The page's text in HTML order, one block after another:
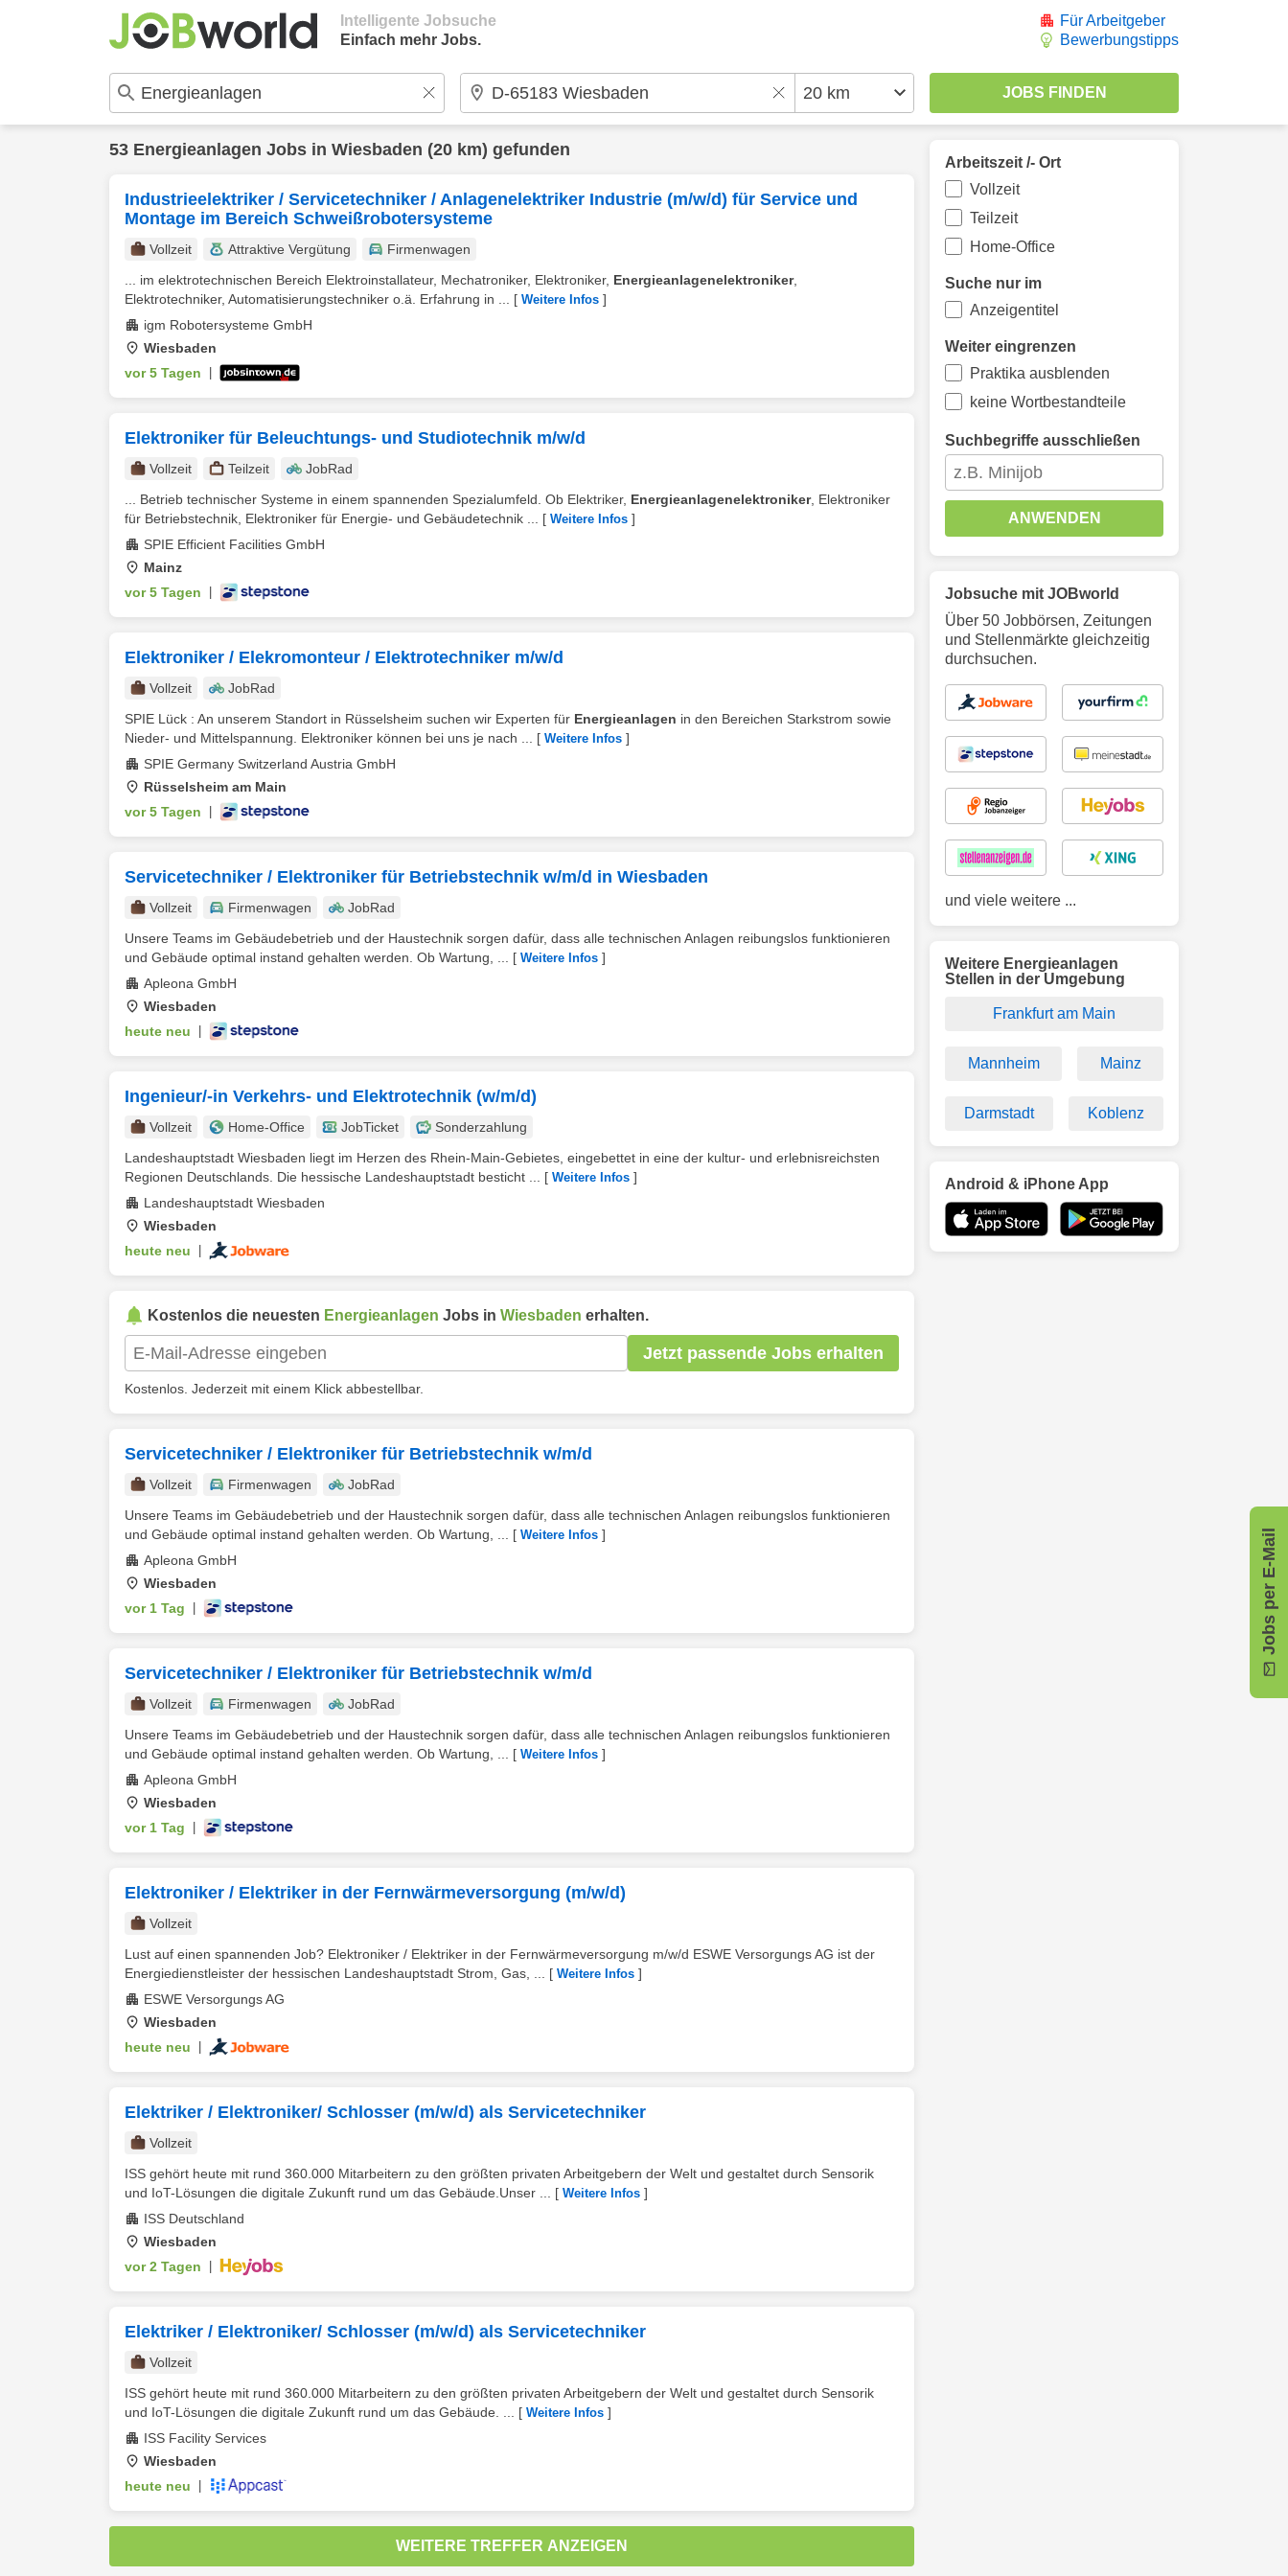
Intelligente Jobsuche
Einfach mehr Jobs.
Für Arbeitgeber
Bewerbungstipps
53 Energieanlagen Jobs in Wiesbaden (20 km) gefunden
Industrieelektriker / Servicetechniker / Anlagenelektriker Industrie (m/w/d) für Service und
Montage im Bereich Schweißrobotersysteme
Vollzeit Attraktive Vergütung
Firmenwagen
... im elektrotechnischen Bereich Elektroinstallateur, Mechatroniker, Elektroniker, Energieanlagenelektroniker,
Elektrotechniker, Automatisierungstechniker o.ä. Erfahrung in ...
[ Weitere Infos ]
igm Robotersysteme GmbH
Wiesbaden
vor 5 Tagen
Elektroniker für Beleuchtungs- und Studiotechnik m/w/d
Vollzeit Teilzeit
JobRad
... Betrieb technischer Systeme in einem spannenden Spezialumfeld. Ob Elektriker, Energieanlagenelektroniker, Elektroniker
für Betriebstechnik, Elektroniker für Energie- und Gebäudetechnik ...
[ Weitere Infos ]
SPIE Efficient Facilities GmbH
Mainz
vor 5 Tagen
Elektroniker / Elekromonteur / Elektrotechniker m/w/d
Vollzeit
JobRad
SPIE Lück : An unserem Standort in Rüsselsheim suchen wir Experten für Energieanlagen in den Bereichen Starkstrom sowie
Nieder- und Mittelspannung. Elektroniker können bei uns je nach ...
[ Weitere Infos ]
SPIE Germany Switzerland Austria GmbH
Rüsselsheim am Main
vor 5 Tagen
Servicetechniker / Elektroniker für Betriebstechnik w/m/d in Wiesbaden
Vollzeit Firmenwagen
JobRad
Unsere Teams im Gebäudebetrieb und der Haustechnik sorgen dafür, dass alle technischen Anlagen reibungslos funktionieren
und Gebäude optimal instand gehalten werden. Ob Wartung, ...
[ Weitere Infos ]
Apleona GmbH
Wiesbaden
heute neu
Ingenieur/-in Verkehrs- und Elektrotechnik (w/m/d)
Vollzeit Home-Office JobTicket
Sonderzahlung
Landeshauptstadt Wiesbaden liegt im Herzen des Rhein-Main-Gebietes, eingebettet in eine der kultur- und erlebnisreichsten
Regionen Deutschlands. Die hessische Landeshauptstadt besticht ...
[ Weitere Infos ]
Landeshauptstadt Wiesbaden
Wiesbaden
heute neu
Kostenlos die neuesten Energieanlagen Jobs in Wiesbaden erhalten.
Jetzt passende Jobs erhalten
Kostenlos. Jederzeit mit einem Klick abbestellbar.
Servicetechniker / Elektroniker für Betriebstechnik w/m/d
Vollzeit Firmenwagen
JobRad
Unsere Teams im Gebäudebetrieb und der Haustechnik sorgen dafür, dass alle technischen Anlagen reibungslos funktionieren
und Gebäude optimal instand gehalten werden. Ob Wartung, ...
[ Weitere Infos ]
Apleona GmbH
Wiesbaden
vor 1 Tag
Servicetechniker / Elektroniker für Betriebstechnik w/m/d
Vollzeit Firmenwagen
JobRad
Unsere Teams im Gebäudebetrieb und der Haustechnik sorgen dafür, dass alle technischen Anlagen reibungslos funktionieren
und Gebäude optimal instand gehalten werden. Ob Wartung, ...
[ Weitere Infos ]
Apleona GmbH
Wiesbaden
vor 1 Tag
Elektroniker / Elektriker in der Fernwärmeversorgung (m/w/d)
Vollzeit
Lust auf einen spannenden Job? Elektroniker / Elektriker in der Fernwärmeversorgung m/w/d ESWE Versorgungs AG ist der
Energiedienstleister der hessischen Landeshauptstadt Strom, Gas, ...
[ Weitere Infos ]
ESWE Versorgungs AG
Wiesbaden
heute neu
Elektriker / Elektroniker/ Schlosser (m/w/d) als Servicetechniker
Vollzeit
ISS gehört heute mit rund 360.000 Mitarbeitern zu den größten privaten Arbeitgebern der Welt und gestaltet durch Sensorik
und IoT-Lösungen die digitale Zukunft rund um das Gebäude.Unser ...
[ Weitere Infos ]
ISS Deutschland
Wiesbaden
vor 2 Tagen
Elektriker / Elektroniker/ Schlosser (m/w/d) als Servicetechniker
Vollzeit
ISS gehört heute mit rund 360.000 Mitarbeitern zu den größten privaten Arbeitgebern der Welt und gestaltet durch Sensorik
und IoT-Lösungen die digitale Zukunft rund um das Gebäude. ...
[ Weitere Infos ]
ISS Facility Services
Wiesbaden
heute neu
WEITERE TREFFER ANZEIGEN
Jobs per E-Mail
Arbeitszeit /- Ort
Vollzeit
Teilzeit
Home-Office
Suche nur im
Anzeigentitel
Weiter eingrenzen
Praktika ausblenden
keine Wortbestandteile
Suchbegriffe ausschließen
ANWENDEN
Jobsuche mit JOBworld
Über 50 Jobbörsen, Zeitungen
und Stellenmärkte gleichzeitig
durchsuchen.
und viele weitere ...
Weitere Energieanlagen
Stellen in der Umgebung
Frankfurt am Main
Mannheim Mainz
Darmstadt Koblenz
Android & iPhone App